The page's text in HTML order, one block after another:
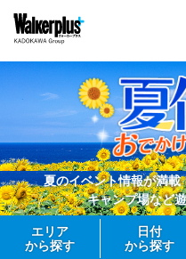
夏のイベント情報が満
キャンプ場など
エリア
から探す
日付
から探す